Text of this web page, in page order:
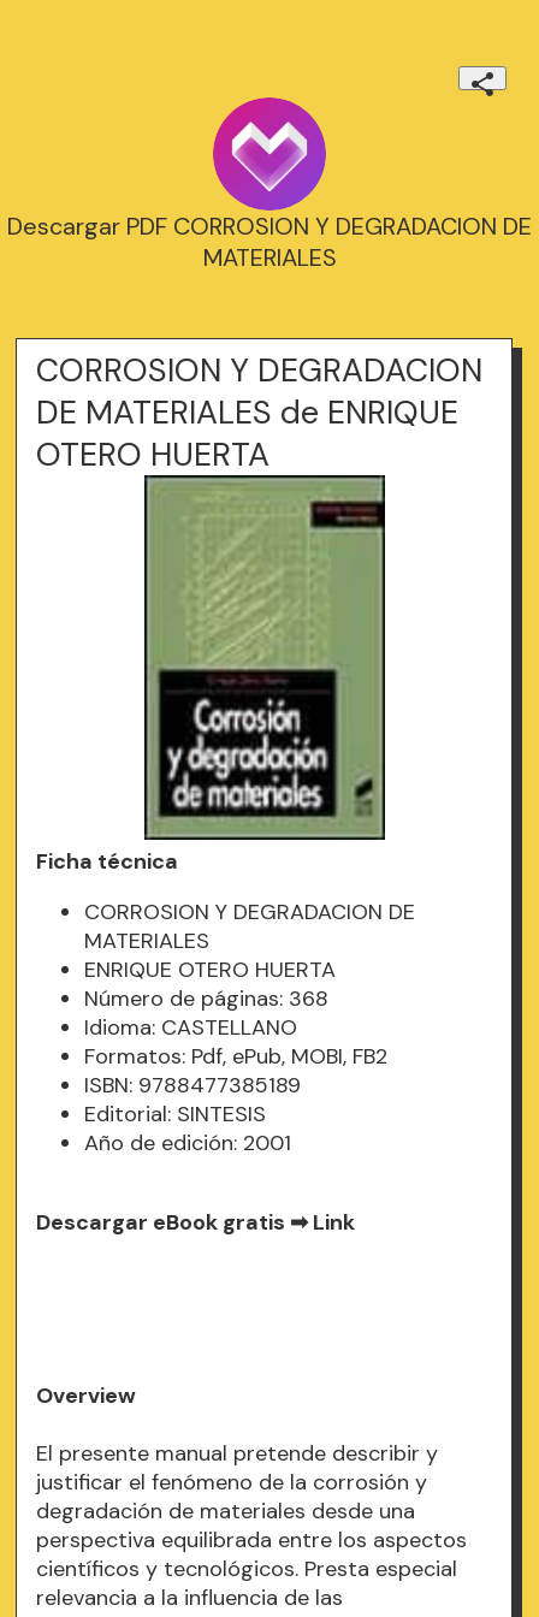
Descargar PDF CORROSION Y DEGRADACION DE
MATERIALES
CORROSION Y DEGRADACION
DE MATERIALES de ENRIQUE
OTERO HUERTA
Ficha técnica
CORROSION Y DEGRADACION DE
MATERIALES
ENRIQUE OTERO HUERTA
Número de páginas: 368
Idioma: CASTELLANO
Formatos: Pdf, ePub, MOBI, FB2
ISBN: 9788477385189
Editorial: SINTESIS
Año de edición: 2001
Descargar eBook gratis ➡Link
Overview
El presente manual pretende describir y
justificar el fenómeno de la corrosión y
degradación de materiales desde una
perspectiva equilibrada entre los aspectos
científicos y tecnológicos. Presta especial
relevancia a la influencia de las